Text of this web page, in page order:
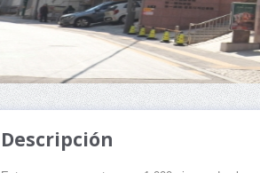
Descripción